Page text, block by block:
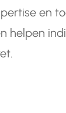
en
helpen